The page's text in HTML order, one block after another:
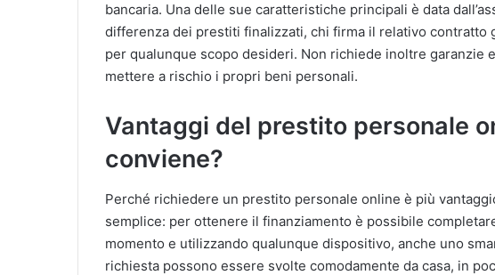
bancaria. Una delle sue caratteristiche principali è data
differenza dei prestiti finalizzati, chi firma il relativo contratto
per qualunque scopo desideri. Non richiede inoltre garanzie
mettere a rischio i propri beni personali.
Vantaggi del prestito personale
conviene?
Perché richiedere un prestito personale online è più
semplice: per ottenere il finanziamento è possibile
momento e utilizzando qualunque dispositivo, anche uno
richiesta possono essere svolte comodamente da casa, in